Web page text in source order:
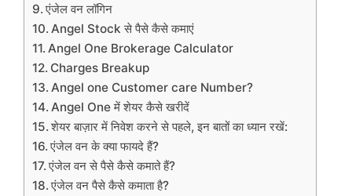
एंजेल वन लॉगिन
Angel Stock से पैसे कैसे कमाएं
Angel One Brokerage Calculator
Charges Breakup
Angel one Customer care Number?
Angel One में शेयर कैसे खरीदें
शेयर बाज़ार में निवेश करने से पहले, इन बातों का ध्यान रखें:
एंजेल वन के क्या फायदे हैं?
एंजेल वन से पैसे कैसे कमाते हैं?
एंजेल वन पैसे कैसे कमाता है?